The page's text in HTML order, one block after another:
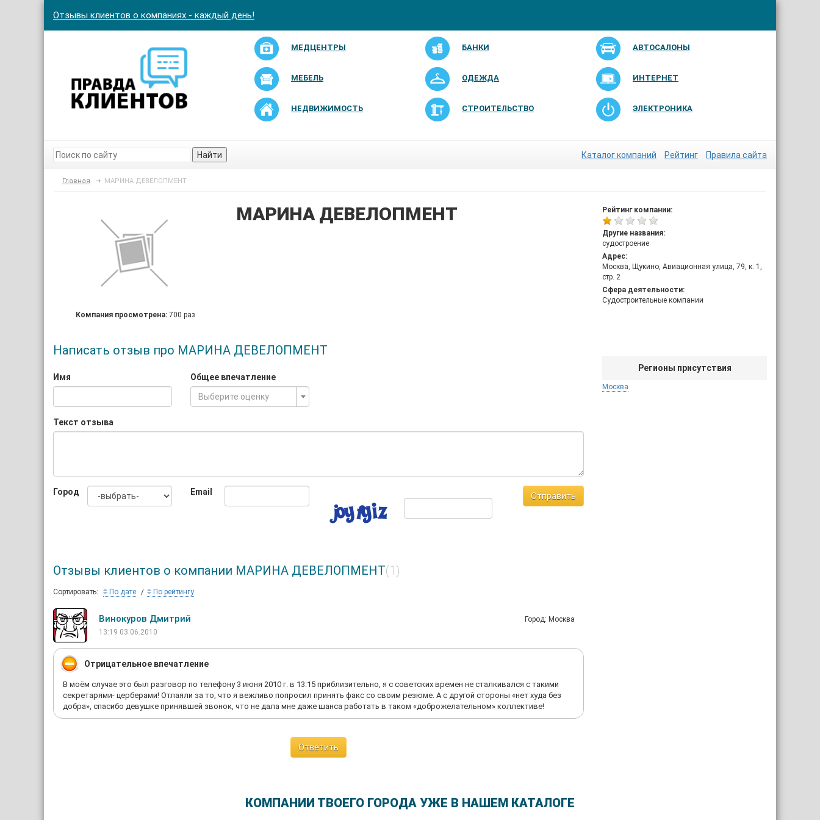
Отзывы клиентов о компаниях - каждый день!
МЕДЦЕНТРЫ БАНКИ АВТОСАЛОНЫ
МЕБЕЛЬ ОДЕЖДА ИНТЕРНЕТ
НЕДВИЖИМОСТЬ СТРОИТЕЛЬСТВО ЭЛЕКТРОНИКА
Найти Каталог компаний Рейтинг Правила сайта
Главная МАРИНА ДЕВЕЛОПМЕНТ
Рейтинг компании:
Другие названия:
судостроение
Адрес:
Москва, Щукино, Авиационная улица, 79, к. 1,
стр. 2
Сфера деятельности:
Судостроительные компании
Регионы присутствия
Москва
Компания просмотрена: 700 раз
МАРИНА ДЕВЕЛОПМЕНТ
Написать отзыв про МАРИНА ДЕВЕЛОПМЕНТ
Имя
Общее впечатление
Выберите оценку
Текст отзыва
Город Email Отправить
Отзывы клиентов о компании МАРИНА ДЕВЕЛОПМЕНТ(1)
Сортировать: По дате По рейтингу
Винокуров Дмитрий
Город: Москва
13:19 03.06.2010
Отрицательное впечатление
В моём случае это был разговор по телефону 3 июня 2010 г. в 13:15 приблизительно, я с советских времен не сталкивался с такими
секретарями- церберами! Отлаяли за то, что я вежливо попросил принять факс со своим резюме. А с другой стороны «нет худа без
добра», спасибо девушке принявшей звонок, что не дала мне даже шанса работать в таком «доброжелательном» коллективе!
Ответить
КОМПАНИИ ТВОЕГО ГОРОДА УЖЕ В НАШЕМ КАТАЛОГЕ